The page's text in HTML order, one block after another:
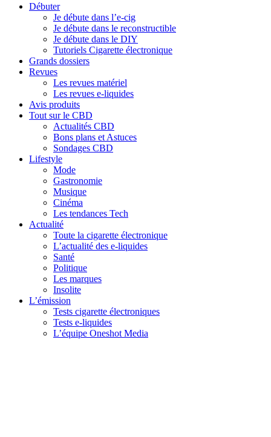
Débuter
Je débute dans l’e-cig
Je débute dans le reconstructible
Je débute dans le DIY
Tutoriels Cigarette électronique
Grands dossiers
Revues
Les revues matériel
Les revues e-liquides
Avis produits
Tout sur le CBD
Actualités CBD
Bons plans et Astuces
Sondages CBD
Lifestyle
Mode
Gastronomie
Musique
Cinéma
Les tendances Tech
Actualité
Toute la cigarette électronique
L’actualité des e-liquides
Santé
Politique
Les marques
Insolite
L’émission
Tests cigarette électroniques
Tests e-liquides
L’équipe Oneshot Media